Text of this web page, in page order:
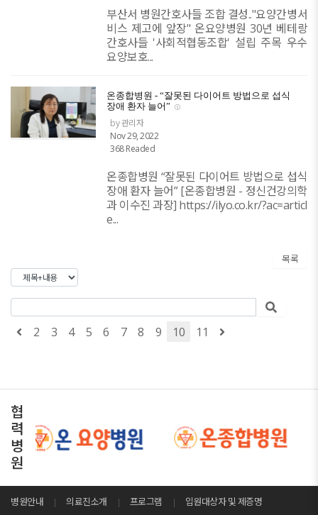
부산서 병원간호사들 조합 결성.."요양간병서
비스 제고에 앞장" 온요양병원 30년 베테랑
간호사들 '사회적협동조합' 설립 주목 우수
요양보호...
온종합병원 - “잘못된 다이어트 방법으로 섭식
장애 환자 늘어”
by 관리자
Nov 29, 2022
368 Readed
온종합병원 “잘못된 다이어트 방법으로 섭식
장애 환자 늘어” [온종합병원 - 정신건강의학
과 이수진 과장] https://ilyo.co.kr/?ac=articl
e...
목록
2 3 4 5 6 7 8 9 10 11
협
력
병
원
병원안내 의료진소개 프로그램 입원대상자 및 제증명